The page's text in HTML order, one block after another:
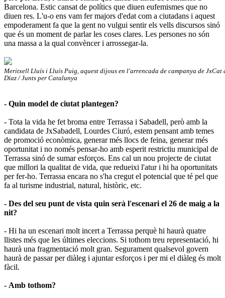
Barcelona. Estic cansat de polítics que diuen eufemismes que no
diuen res. L'u-o ens vam fer majors d'edat com a ciutadans i aquest
empoderament fa que la gent no vulgui sentir els vells discursos sinó
que és un moment de parlar les coses clares. Les persones no són
una massa a la qual convèncer i arrossegar-la.
Meritxell Lluís i Lluís Puig, aquest dijous en l'arrencada de campanya de
Díaz / Junts per Catalunya
- Quin model de ciutat plantegen?
- Tota la vida he fet broma entre Terrassa i Sabadell, però amb la
candidata de JxSabadell, Lourdes Ciuró, estem pensant amb temes
de promoció econòmica, generar més llocs de feina, generar més
oportunitat i no només pensar-ho amb esperit restrictiu municipal de
Terrassa sinó de sumar esforços. Ens cal un nou projecte de ciutat
que millori la qualitat de vida, que redueixi l'atur i hi ha oportunitats
per fer-ho. Terrassa encara no s'ha cregut el potencial que té pel que
fa al turisme industrial, natural, històric, etc.
- Des del seu punt de vista quin serà l'escenari el 26 de maig a la
nit?
- Hi ha un escenari molt incert a Terrassa perquè hi haurà quatre
llistes més que les últimes eleccions. Si tothom treu representació, hi
haurà una fragmentació molt gran. Segurament qualsevol govern
haurà de passar per diàleg i ajuntar esforços i per mi el diàleg és molt
fàcil.
- Amb tothom?